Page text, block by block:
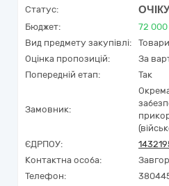
Статус:
Бюджет: 72 000
Вид предмету закупівлі:
Товари
Оцінка пропозицій:
За
Попередній етап:
Так
Замовник:
ЄДРПОУ:
Контактна особа:
Телефон: